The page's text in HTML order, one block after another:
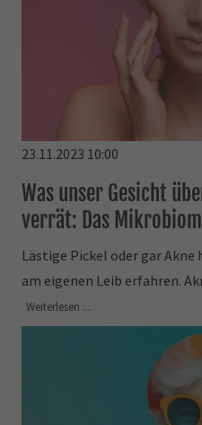
23.11.2023 10:00
Was unser Gesicht
verrät: Das
Lästige Pickel oder gar Akne
am eigenen Leib erfahren.
Weiterlesen ...